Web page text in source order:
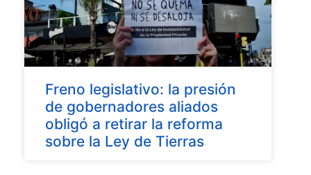
Freno legislativo: la presión
de gobernadores aliados
obligó a retirar la reforma
sobre la Ley de Tierras